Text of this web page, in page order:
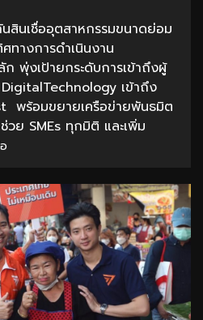
นสินเชื่ออุตสาหกรรมขนาดย่อม
ทางการดำเนินงาน
พุ่งเป้ายกระดับการเข้าถึงผู้
เข้าถึง
พร้อมขยายเครือข่ายพันธมิต
ย SMEs ทุกมิติ และเพิ่ม